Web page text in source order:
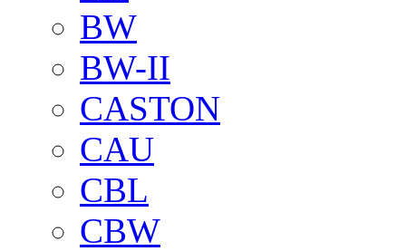
BW
BW-II
CASTON
CAU
CBL
CBW